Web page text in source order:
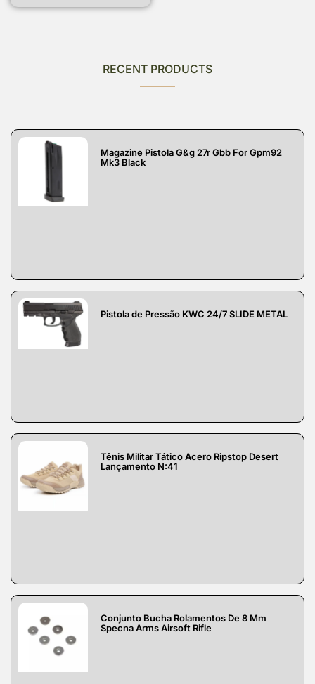
RECENT PRODUCTS
Magazine Pistola G&g 27r Gbb For Gpm92
Mk3 Black
Pistola de Pressão KWC 24/7 SLIDE METAL
Tênis Militar Tático Acero Ripstop Desert
Lançamento N:41
Conjunto Bucha Rolamentos De 8 Mm
Specna Arms Airsoft Rifle